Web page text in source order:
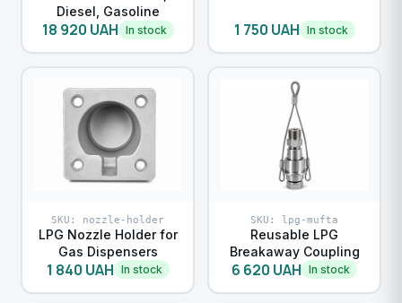
Diesel, Gasoline
18 920 UAH In stock 1 750 UAH In stock
SKU: nozzle-holder
LPG Nozzle Holder for
Gas Dispensers
1 840 UAH In stock
SKU: lpg-mufta
Reusable LPG
Breakaway Coupling
6 620 UAH In stock